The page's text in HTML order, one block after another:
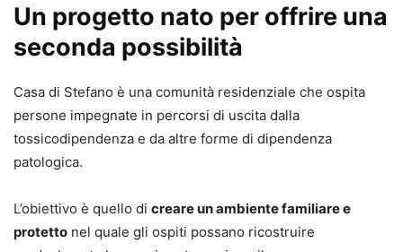
Un progetto nato per offrire una
seconda possibilità
Casa di Stefano è una comunità residenziale che ospita
persone impegnate in percorsi di uscita dalla
tossicodipendenza e da altre forme di dipendenza
patologica.
L’obiettivo è quello di creare un ambiente familiare e
protetto nel quale gli ospiti possano ricostruire